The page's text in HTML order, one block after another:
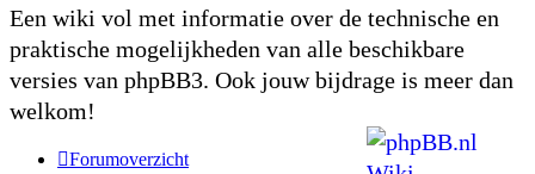
Een wiki vol met informatie over de technische en
praktische mogelijkheden van alle beschikbare
versies van phpBB3. Ook jouw bijdrage is meer dan
welkom!
Forumoverzicht